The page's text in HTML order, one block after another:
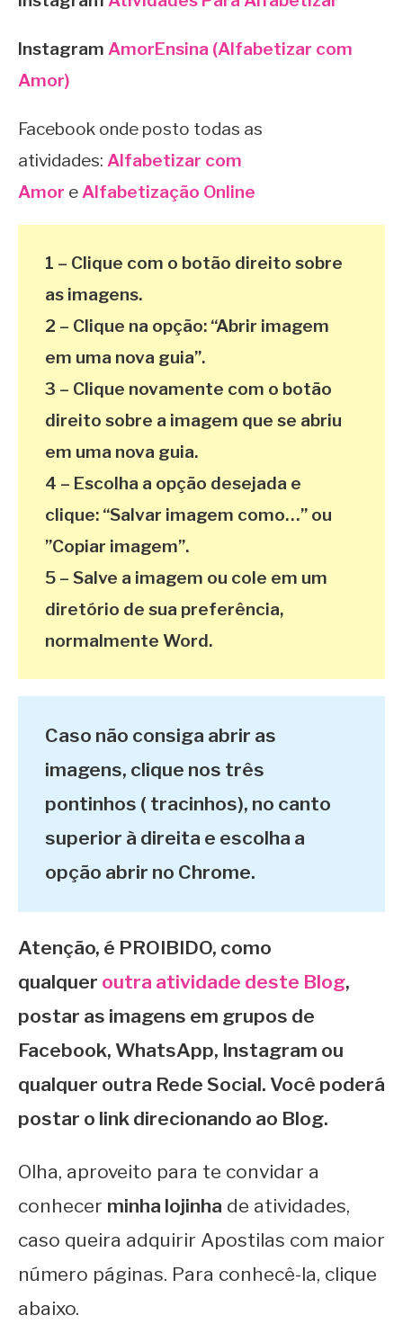
Instagram AmorEnsina (Alfabetizar com
Amor)
Facebook onde posto todas as
atividades: Alfabetizar com
Amor e Alfabetização Online
1 – Clique com o botão direito sobre
as imagens.
2 – Clique na opção: “Abrir imagem
em uma nova guia”.
3 – Clique novamente com o botão
direito sobre a imagem que se abriu
em uma nova guia.
4 – Escolha a opção desejada e
clique: “Salvar imagem como…” ou
”Copiar imagem”.
5 – Salve a imagem ou cole em um
diretório de sua preferência,
normalmente Word.
Caso não consiga abrir as
imagens, clique nos três
pontinhos ( tracinhos), no canto
superior à direita e escolha a
opção abrir no Chrome.
Atenção, é PROIBIDO, como
qualquer outra atividade deste Blog,
postar as imagens em grupos de
Facebook, WhatsApp, Instagram ou
qualquer outra Rede Social. Você poderá
postar o link direcionando ao Blog.
Olha, aproveito para te convidar a
conhecer minha lojinha de atividades,
caso queira adquirir Apostilas com maior
número páginas. Para conhecê-la, clique
abaixo.